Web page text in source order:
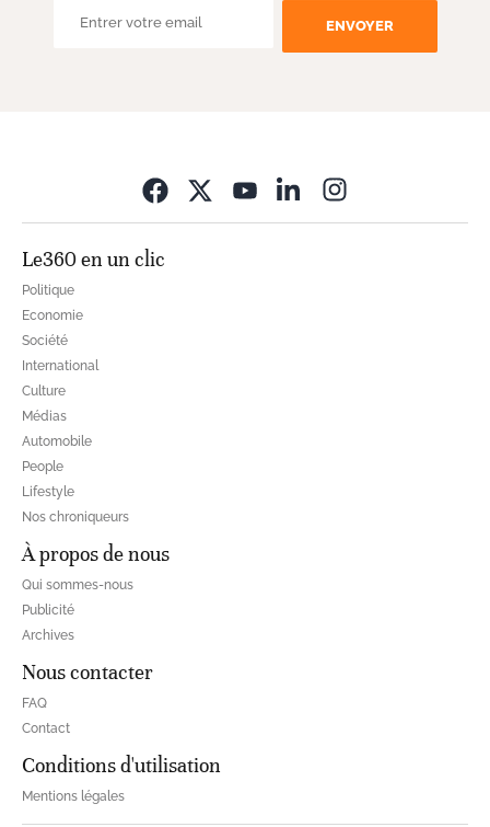
ENVOYER
Le360 en un clic
Politique
Economie
Société
International
Culture
Médias
Automobile
People
Lifestyle
Nos chroniqueurs
À propos de nous
Qui sommes-nous
Publicité
Archives
Nous contacter
FAQ
Contact
Conditions d'utilisation
Mentions légales